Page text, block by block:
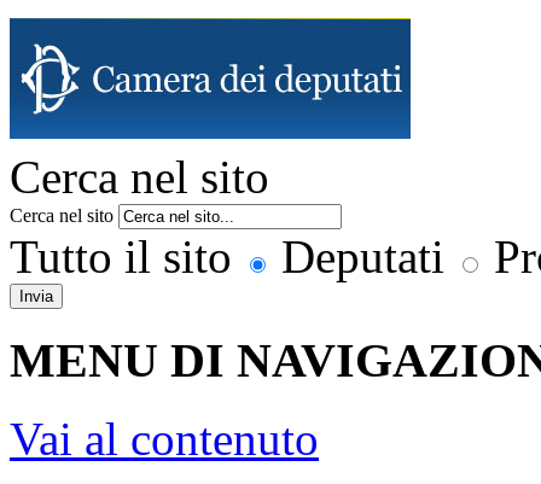
Cerca nel sito
Cerca nel sito
Tutto il sito Deputati
Invia
MENU DI
Vai al contenuto